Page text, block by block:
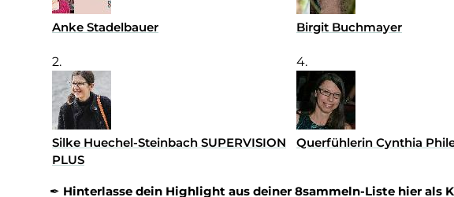
Anke Stadelbauer
2.
Silke Huechel-Steinbach SUPERVISION
PLUS
Birgit Buchmayer
4.
Querfühlerin Cynthia
✒ Hinterlasse dein Highlight aus deiner 8sammeln-Liste hier als